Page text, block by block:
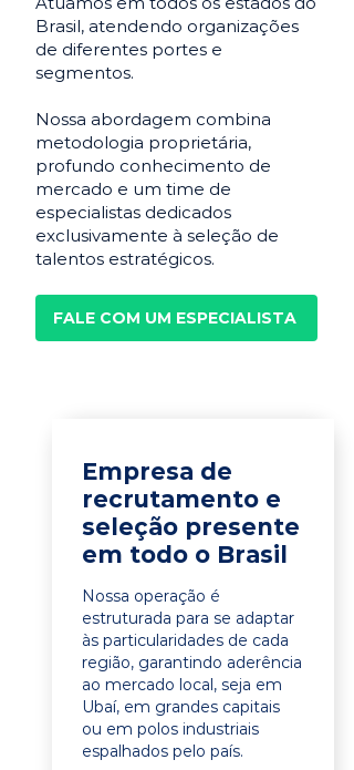
Brasil, atendendo organizações
de diferentes portes e
segmentos.
Nossa abordagem combina
metodologia proprietária,
profundo conhecimento de
mercado e um time de
especialistas dedicados
exclusivamente à seleção de
talentos estratégicos.
FALE COM UM ESPECIALISTA
Empresa de
recrutamento e
seleção presente
em todo o Brasil
Nossa operação é
estruturada para se adaptar
às particularidades de cada
região, garantindo aderência
ao mercado local, seja em
Ubaí, em grandes capitais
ou em polos industriais
espalhados pelo país.